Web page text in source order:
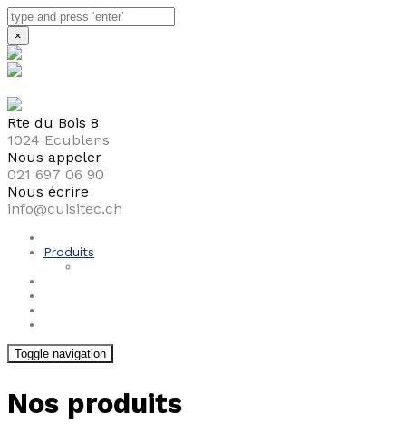
×
Rte du Bois 8
1024 Ecublens
Nous appeler
021 697 06 90
Nous écrire
info@cuisitec.ch
Produits
Toggle navigation
Nos produits